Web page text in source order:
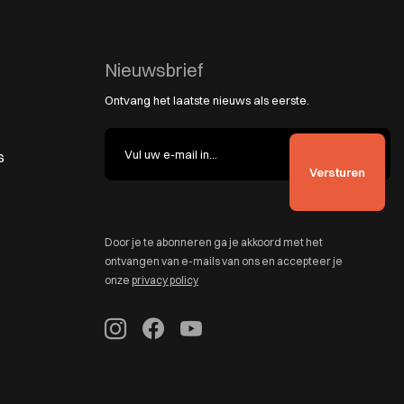
Nieuwsbrief
Ontvang het laatste nieuws als eerste.
Door je te abonneren ga je akkoord met het
ontvangen van e-mails van ons en accepteer je
onze privacy policy